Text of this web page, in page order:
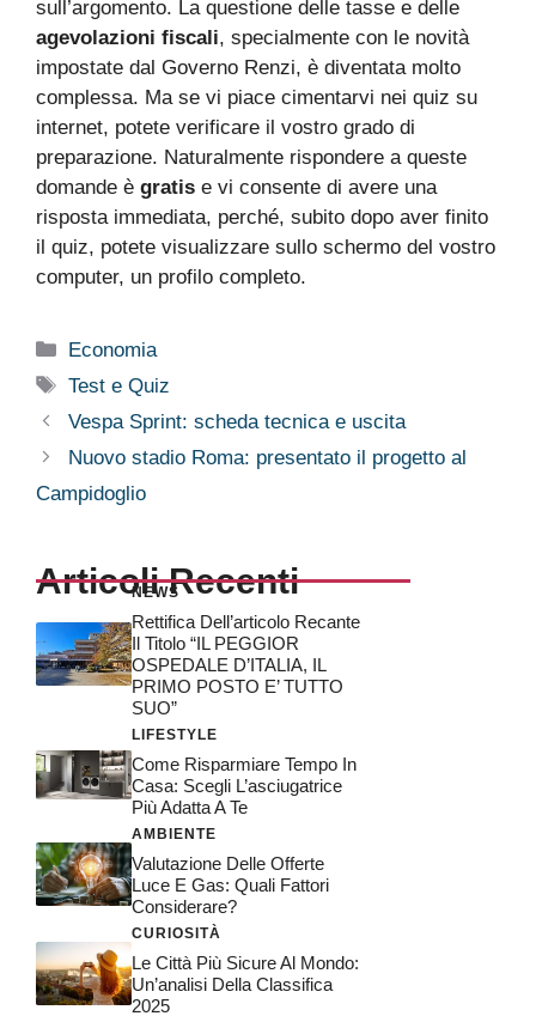
sull’argomento. La questione delle tasse e delle
agevolazioni fiscali, specialmente con le novità
impostate dal Governo Renzi, è diventata molto
complessa. Ma se vi piace cimentarvi nei quiz su
internet, potete verificare il vostro grado di
preparazione. Naturalmente rispondere a queste
domande è gratis e vi consente di avere una
risposta immediata, perché, subito dopo aver finito
il quiz, potete visualizzare sullo schermo del vostro
computer, un profilo completo.
Categorie
Economia
Tag
Test e Quiz
Vespa Sprint: scheda tecnica e uscita
Nuovo stadio Roma: presentato il progetto al
Campidoglio
Articoli Recenti
NEWS
Rettifica Dell’articolo Recante
Il Titolo “IL PEGGIOR
OSPEDALE D’ITALIA, IL
PRIMO POSTO E’ TUTTO
SUO”
LIFESTYLE
Come Risparmiare Tempo In
Casa: Scegli L’asciugatrice
Più Adatta A Te
AMBIENTE
Valutazione Delle Offerte
Luce E Gas: Quali Fattori
Considerare?
CURIOSITÀ
Le Città Più Sicure Al Mondo:
Un’analisi Della Classifica
2025